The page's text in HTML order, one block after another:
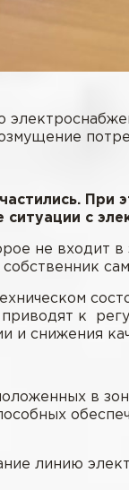
При
с
не входит в
к
и снижения
в
линию